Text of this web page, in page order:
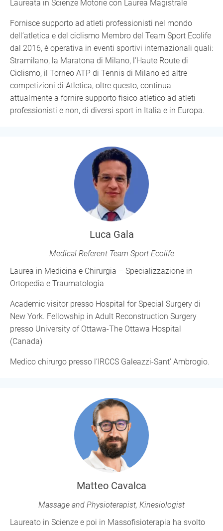
Laureata in Scienze Motorie con Laurea Magistrale
Fornisce supporto ad atleti professionisti nel mondo
dell’atletica e del ciclismo Membro del Team Sport Ecolife
dal 2016, è operativa in eventi sportivi internazionali quali:
Stramilano, la Maratona di Milano, l’Haute Route di
Ciclismo, il Torneo ATP di Tennis di Milano ed altre
competizioni di Atletica, oltre questo, continua
attualmente a fornire supporto fisico atletico ad atleti
professionisti e non, di diversi sport in Italia e in Europa.
Luca Gala
Medical Referent Team Sport Ecolife
Laurea in Medicina e Chirurgia – Specializzazione in
Ortopedia e Traumatologia
Academic visitor presso Hospital for Special Surgery di
New York. Fellowship in Adult Reconstruction Surgery
presso University of Ottawa-The Ottawa Hospital
(Canada)
Medico chirurgo presso l’IRCCS Galeazzi-Sant’ Ambrogio.
Matteo Cavalca
Massage and Physioterapist, Kinesiologist
Laureato in Scienze e poi in Massofisioterapia ha svolto